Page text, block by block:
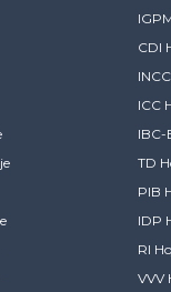
CDI
ICC
IBC-
TD
PIB
IDP
RI
VVV